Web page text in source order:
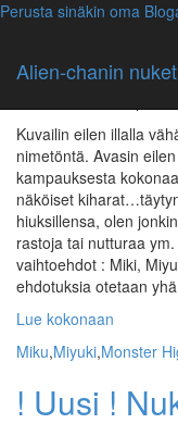
Perusta sinäkin oma
Alien-chanin nuket
Miyuki,Monster High
Lisää
Kuvailin eilen illalla
nimetöntä. Avasin
kampauksesta
näköiset
hiuksillensa, olen
rastoja tai nutturaa
vaihtoehdot : Miki,
ehdotuksia otetaan
Lue kokonaan
Miku,Miyuki,Monster
! Uusi !